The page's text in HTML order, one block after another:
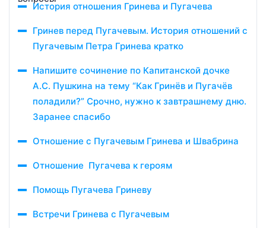
История отношения Гринева и Пугачева
Гринев перед Пугачевым. История отношений с
Пугачевым Петра Гринева кратко
Напишите сочинение по Капитанской дочке
А.С. Пушкина на тему “Как Гринёв и Пугачёв
поладили?” Срочно, нужно к завтрашнему дню.
Заранее спасибо
Отношение с Пугачевым Гринева и Швабрина
Отношение Пугачева к героям
Помощь Пугачева Гриневу
Встречи Гринева с Пугачевым